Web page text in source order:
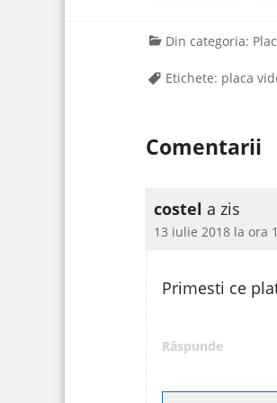
Din categoria:
Etichete: placa
Comentarii
costel a zis
13 iulie 2018 la ora
Primesti ce
Răspunde